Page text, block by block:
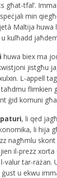
għat-tfal’.
min
Maltija
kulħadd
huwa biex ma
jistgħu
L-appell
flimkien
ġid komuni
, li qed
li hija
nagħmlu
il-prezz
valur tar-rażan.
u ekwu